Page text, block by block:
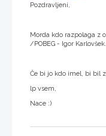
Pozdravljeni,
Morda kdo razpolaga z
/POBEG - Igor Karlovšek.
Če bi jo kdo imel, bi bil
lp vsem,
Nace :)